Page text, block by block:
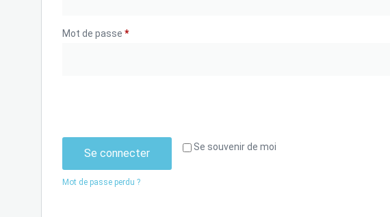
Mot de passe *
Se souvenir de moi
Se connecter
Mot de passe perdu ?